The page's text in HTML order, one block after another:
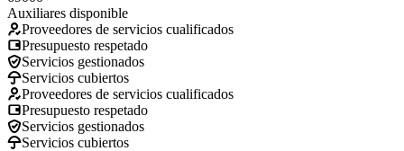
Auxiliares disponible
Proveedores de servicios cualificados
Presupuesto respetado
Servicios gestionados
Servicios cubiertos
Proveedores de servicios cualificados
Presupuesto respetado
Servicios gestionados
Servicios cubiertos